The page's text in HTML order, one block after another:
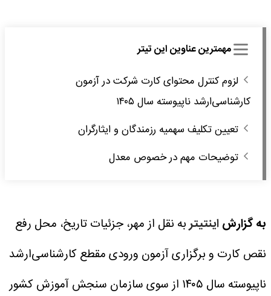
مهمترین عناوین این تیتر
لزوم کنترل محتوای کارت شرکت در آزمون‌
کارشناسی‌ارشد ناپیوسته‌ سال‌ ۱۴۰۵
تعیین تکلیف سهمیه رزمندگان و ایثارگران
توضیحات مهم‌ در خصوص معدل
به گزارشاینتیتربه نقل از مهر، جزئیات تاریخ‌، محل‌ رفع
نقص کارت و برگزاری‌ آزمون‌ ورودی مقطع کارشناسی‌ارشد
ناپیوسته‌ سال‌ ۱۴۰۵ از سوی سازمان سنجش آموزش کشور